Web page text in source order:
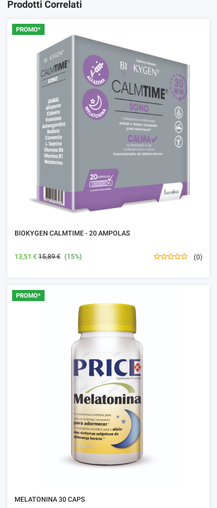
Prodotti Correlati
PROMO*
BIOKYGEN CALMTIME - 20 AMPOLAS
13,51 €15,89 € (15%) (0)
PROMO*
MELATONINA 30 CAPS